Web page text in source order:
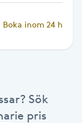
Boka inom 24 h
Sök
pris